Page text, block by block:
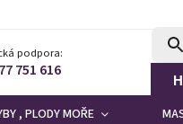
podpora:
751 616
, PLODY MOŘE